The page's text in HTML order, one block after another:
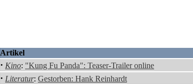
Artikel
· Kino: "Kung Fu Panda": Teaser-Trailer online
· Literatur: Gestorben: Hank Reinhardt